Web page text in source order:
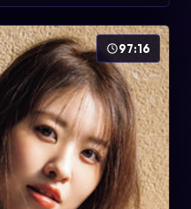
97:16